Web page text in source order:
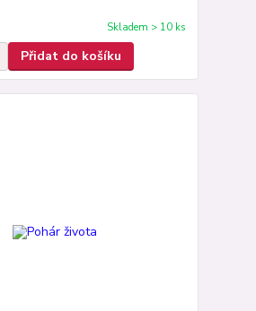
Skladem > 10 ks
Přidat do košíku